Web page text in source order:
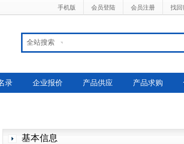
手机版 会员登陆 会员注册 找回
全站搜索
录 企业报价 产品供应 产品求购
基本信息